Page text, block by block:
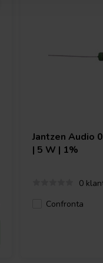
Jantzen Audio
| 5 W | 1%
0
Confronta